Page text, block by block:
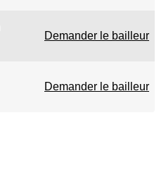
Demander le bailleur
Demander le bailleur